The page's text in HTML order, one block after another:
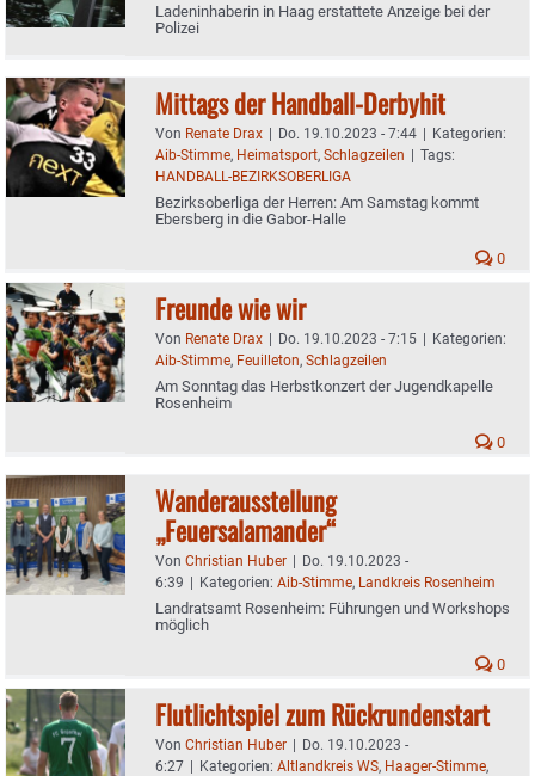
Ladeninhaberin in Haag erstattete Anzeige bei der
Polizei
Mittags der Handball-Derbyhit
Von Renate Drax | Do. 19.10.2023 - 7:44 | Kategorien:
Aib-Stimme, Heimatsport, Schlagzeilen | Tags:
HANDBALL-BEZIRKSOBERLIGA
Bezirksoberliga der Herren: Am Samstag kommt
Ebersberg in die Gabor-Halle
0
Freunde wie wir
Von Renate Drax | Do. 19.10.2023 - 7:15 | Kategorien:
Aib-Stimme, Feuilleton, Schlagzeilen
Am Sonntag das Herbstkonzert der Jugendkapelle
Rosenheim
0
Wanderausstellung
„Feuersalamander“
Von Christian Huber | Do. 19.10.2023 -
6:39 | Kategorien: Aib-Stimme, Landkreis Rosenheim
Landratsamt Rosenheim: Führungen und Workshops
möglich
0
Flutlichtspiel zum Rückrundenstart
Von Christian Huber | Do. 19.10.2023 -
6:27 | Kategorien: Altlandkreis WS, Haager-Stimme,